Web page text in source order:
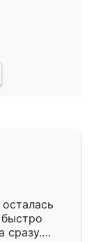
сразу.